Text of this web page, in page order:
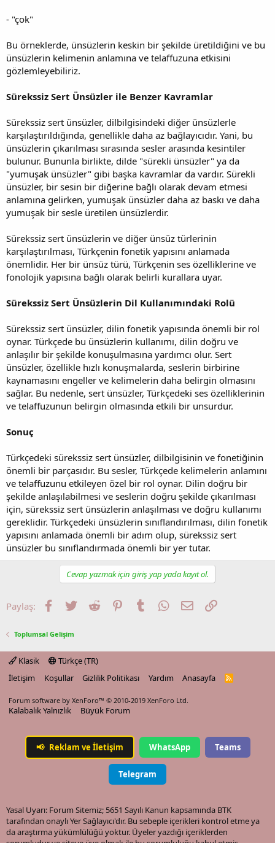
- "çok"
Bu örneklerde, ünsüzlerin keskin bir şekilde üretildiğini ve bu
ünsüzlerin kelimenin anlamına ve telaffuzuna etkisini
gözlemleyebiliriz.
Sürekssiz Sert Ünsüzler ile Benzer Kavramlar
Sürekssiz sert ünsüzler, dilbilgisindeki diğer ünsüzlerle
karşılaştırıldığında, genellikle daha az bağlayıcıdır. Yani, bu
ünsüzlerin çıkarılması sırasında sesler arasında kesintiler
bulunur. Bununla birlikte, dilde "sürekli ünsüzler" ya da
"yumuşak ünsüzler" gibi başka kavramlar da vardır. Sürekli
ünsüzler, bir sesin bir diğerine bağlı olarak devam etmesi
anlamına gelirken, yumuşak ünsüzler daha az baskı ve daha
yumuşak bir sesle üretilen ünsüzlerdir.
Sürekssiz sert ünsüzlerin ve diğer ünsüz türlerinin
karşılaştırılması, Türkçenin fonetik yapısını anlamada
önemlidir. Her bir ünsüz türü, Türkçenin ses özelliklerine ve
fonolojik yapısına bağlı olarak belirli kurallara uyar.
Sürekssiz Sert Ünsüzlerin Dil Kullanımındaki Rolü
Sürekssiz sert ünsüzler, dilin fonetik yapısında önemli bir rol
oynar. Türkçede bu ünsüzlerin kullanımı, dilin doğru ve
anlaşılır bir şekilde konuşulmasına yardımcı olur. Sert
ünsüzler, özellikle hızlı konuşmalarda, seslerin birbirine
kaynamasını engeller ve kelimelerin daha belirgin olmasını
sağlar. Bu nedenle, sert ünsüzler, Türkçedeki ses özelliklerinin
ve telaffuzunun belirgin olmasında etkili bir unsurdur.
Sonuç
Türkçedeki sürekssiz sert ünsüzler, dilbilgisinin ve fonetiğinin
önemli bir parçasıdır. Bu sesler, Türkçede kelimelerin anlamını
ve telaffuzunu etkileyen özel bir rol oynar. Dilin doğru bir
şekilde anlaşılabilmesi ve seslerin doğru şekilde çıkarılması
için, sürekssiz sert ünsüzlerin anlaşılması ve doğru kullanımı
gereklidir. Türkçedeki ünsüzlerin sınıflandırılması, dilin fonetik
yapısını anlamada önemli bir adım olup, sürekssiz sert
ünsüzler bu sınıflandırmada önemli bir yer tutar.
Cevap yazmak için giriş yap yada kayıt ol.
Paylaş: Facebook
TwitterReddit PinterestTumblrWhatsApp
E-postaLink
Toplumsal Gelişim
Klasik
Türkçe (TR)
İletişim
Koşullar Gizlilik Politikası Yardım Anasayfa
R
Forum software by XenForo™ © 2010-2019 XenForo Ltd.
Kalabalık Yalnızlık Büyük Forum
📢 Reklam ve İletişim WhatsApp Teams
Telegram
Yasal Uyarı: Forum Sitemiz; 5651 Sayılı Kanun kapsamında BTK
tarafından onaylı Yer Sağlayıcı'dır. Bu sebeple içerikleri kontrol etme ya
da araştırma yükümlülüğü yoktur. Üyeler yazdığı içeriklerden